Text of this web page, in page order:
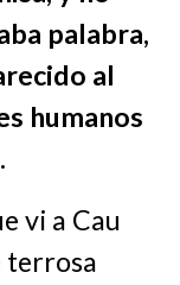
palabra,
al
humanos
vi a Cau
terrosa